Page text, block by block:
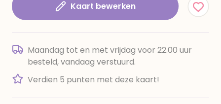
Kaart bewerken
Maandag tot en met vrijdag voor 22.00 uur
besteld, vandaag verstuurd.
Verdien 5 punten met deze kaart!